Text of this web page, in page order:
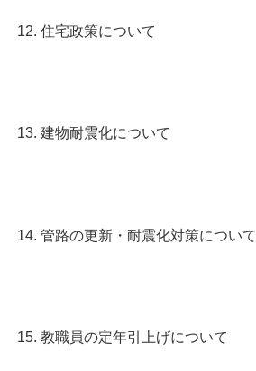
住宅政策について
建物耐震化について
管路の更新・耐震化対策について
教職員の定年引上げについて